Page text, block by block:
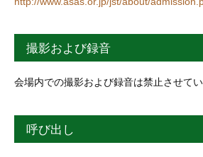
撮影および録音
会場内での撮影および録音は禁止させてい
呼び出し